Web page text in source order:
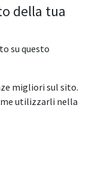
720H
della tua
su questo
migliori sul sito.
utilizzarli nella